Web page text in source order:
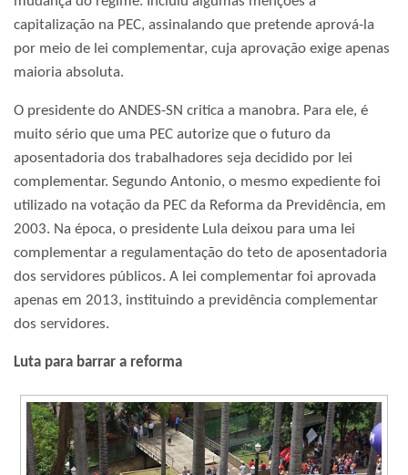
capitalização na PEC, assinalando que pretende aprová-la
por meio de lei complementar, cuja aprovação exige apenas
maioria absoluta.
O presidente do ANDES-SN critica a manobra. Para ele, é
muito sério que uma PEC autorize que o futuro da
aposentadoria dos trabalhadores seja decidido por lei
complementar. Segundo Antonio, o mesmo expediente foi
utilizado na votação da PEC da Reforma da Previdência, em
2003. Na época, o presidente Lula deixou para uma lei
complementar a regulamentação do teto de aposentadoria
dos servidores públicos. A lei complementar foi aprovada
apenas em 2013, instituindo a previdência complementar
dos servidores.
Luta para barrar a reforma